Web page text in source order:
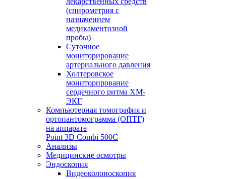
(спирометрия с
назначением
медикаментозной
пробы)
Суточное
мониторирование
артериального давления
Холтеровское
мониторирование
сердечного ритма ХМ-
ЭКГ
Компьютерная томография и
ортопантомограмма (ОПТГ)
на аппарате
Point 3D Combi 500C
Анализы
Медицинские осмотры
Эндоскопия
Видеоколоноскопия